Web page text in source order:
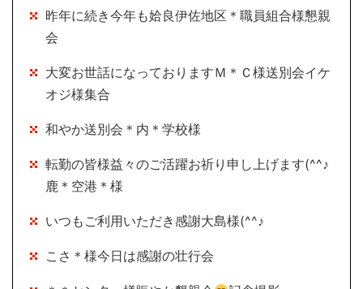
昨年に続き今年も姶良伊佐地区＊職員組合様懇親
会
大変お世話になっておりますＭ＊Ｃ様送別会イケ
オジ様集合
和やか送別会＊内＊学校様
転勤の皆様益々のご活躍お祈り申し上げます(^^♪
鹿＊空港＊様
いつもご利用いただき感謝大島様(^^♪
こさ＊様今日は感謝の壮行会